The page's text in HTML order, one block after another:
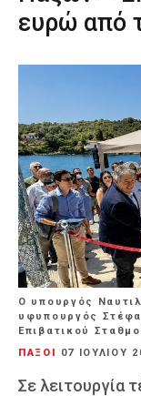
ευρώ από
Ο υπουργός
υφυπουργός
Επιβατικού
ΠΑΞΟΙ
07 ΙΟΥΛΊΟΥ
Σε λειτουργία